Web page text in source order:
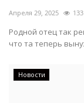
Апреля 29, 2025 133
Родной отец так
что та теперь
Новости